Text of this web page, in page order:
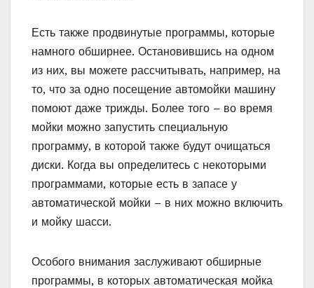
Есть также продвинутые программы, которые
намного обширнее. Остановившись на одном
из них, вы можете рассчитывать, например, на
то, что за одно посещение автомойки машину
помоют даже трижды. Более того – во время
мойки можно запустить специальную
программу, в которой также будут очищаться
диски. Когда вы определитесь с некоторыми
программами, которые есть в запасе у
автоматической мойки – в них можно включить
и мойку шасси.
Особого внимания заслуживают обширные
программы, в которых автоматическая мойка